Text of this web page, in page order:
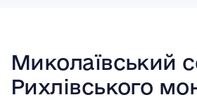
Миколаївський
Рихлівського